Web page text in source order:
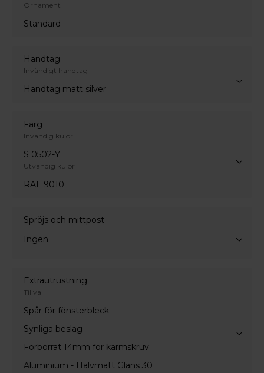
Ornament
Standard
Handtag
Invändigt handtag
Handtag matt silver
Färg
Invändig kulör
S 0502-Y
Utvändig kulör
RAL 9010
Spröjs och mittpost
Ingen
Extrautrustning
Tillval
Spår för fönsterbleck
Synliga beslag
Förborrat 14mm för karmskruv
Aluminium - Halvmatt Glans 30